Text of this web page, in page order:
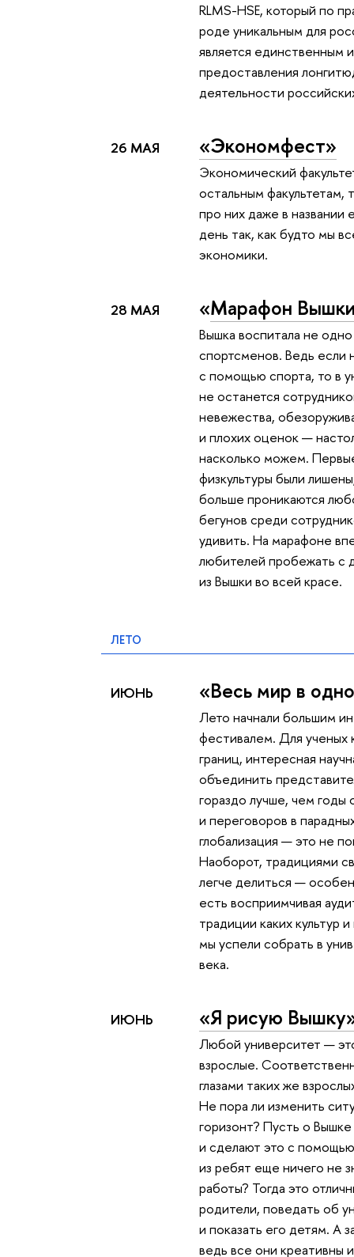
RLMS-HSE, который по
роде уникальным для
является единственным
предоставления
деятельности
26 МАЯ «Экономфест»
Экономический
остальным
про них даже в
день так, как будто мы
экономики.
28 МАЯ «Марафон
Вышка воспитала не
спортсменов. Ведь если
с помощью спорта, то в
не останется
невежества,
и плохих оценок —
насколько можем.
физкультуры были
больше проникаются
бегунов среди
удивить. На марафоне
любителей пробежать с
из Вышки во всей красе.
ЛЕТО
ИЮНЬ «Весь мир в
Лето начнали большим
фестивалем. Для ученых
границ, интересная
объединить
гораздо лучше, чем годы
и переговоров в
глобализация — это не
Наоборот, традициями
легче делиться —
есть восприимчивая
традиции каких культур
мы успели собрать в
века.
ИЮНЬ «Я рисую
Любой университет —
взрослые.
глазами таких же
Не пора ли изменить
горизонт? Пусть о
и сделают это с
из ребят еще ничего не
работы? Тогда это
родители, поведать об
и показать его детям. А
ведь все они креативны